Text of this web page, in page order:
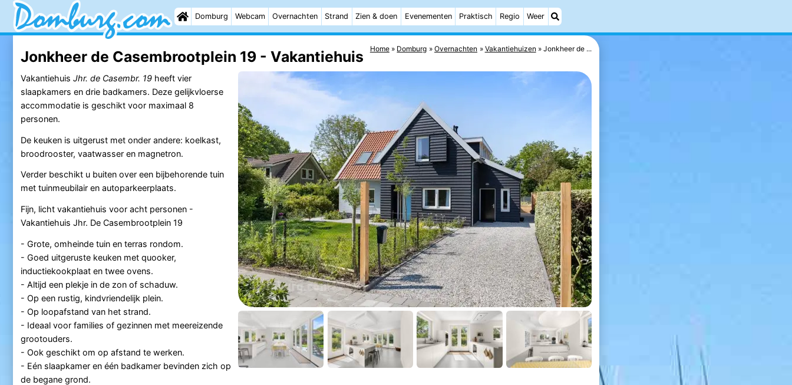
Domburg Webcam Overnachten Strand Zien & doen Evenementen Praktisch Regio Weer
Home Domburg Overnachten Vakantiehuizen Jonkheer de ...
Jonkheer de Casembrootplein 19 - Vakantiehuis
Vakantiehuis Jhr. de Casembr. 19heeft vier
slaapkamers en drie badkamers. Deze gelijkvloerse
accommodatie is geschikt voor maximaal 8
personen.
De keuken is uitgerust met onder andere: koelkast,
broodrooster, vaatwasser en magnetron.
Verder beschikt u buiten over een bijbehorende tuin
met tuinmeubilair en autoparkeerplaats.
Fijn, licht vakantiehuis voor acht personen -
Vakantiehuis Jhr. De Casembrootplein 19
- Grote, omheinde tuin en terras rondom.
- Goed uitgeruste keuken met quooker,
inductiekookplaat en twee ovens.
- Altijd een plekje in de zon of schaduw.
- Op een rustig, kindvriendelijk plein.
- Op loopafstand van het strand.
- Ideaal voor families of gezinnen met meereizende
grootouders.
- Ook geschikt om op afstand te werken.
- Eén slaapkamer en één badkamer bevinden zich op
de begane grond.